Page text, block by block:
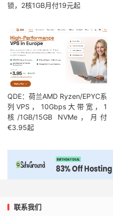
锁，2核1GB月付19元起
QDE：荷兰AMD Ryzen/EPYC系
列VPS，10Gbps大带宽，1
核/1GB/15GB NVMe，月付
€3.95起
联系我们